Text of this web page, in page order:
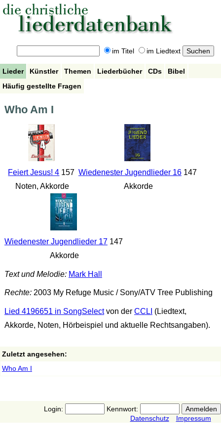
im Titel im Liedtext
Lieder Künstler Themen Liederbücher CDs
Bibel
Häufig gestellte Fragen
Who Am I
Feiert Jesus! 4 157
Noten, Akkorde
Wiedenester Jugendlieder 16147
Akkorde
Wiedenester Jugendlieder 17147
Akkorde
Text und Melodie: Mark Hall
Rechte:2003 My Refuge Music / Sony/ATV Tree Publishing
Lied 4196651 in SongSelectvon der CCLI (Liedtext,
Akkorde, Noten, Hörbeispiel und aktuelle Rechtsangaben).
Zuletzt angesehen:
Who Am I
Login:
Kennwort:
Datenschutz
Impressum